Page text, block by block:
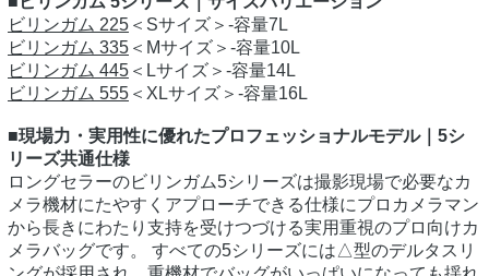
ビリンガム 225 ＜Sサイズ＞‐容量7L
ビリンガム 335 ＜Mサイズ＞‐容量10L
ビリンガム 445 ＜Lサイズ＞‐容量14L
ビリンガム 555 ＜XLサイズ＞‐容量16L
■現場力・実用性に優れたプロフェッショナルモデル｜5シ
リーズ共通仕様
ロングセラーのビリンガム5シリーズは撮影現場で必要なカ
メラ機材にたやすくアプローチできる仕様にプロカメラマン
から長きにわたり支持を受けつづける実用重視のプロ向けカ
メラバッグです。 すべての5シリーズには△型のデルタスリ